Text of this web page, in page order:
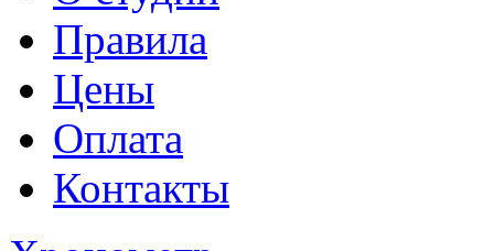
Правила
Цены
Оплата
Контакты